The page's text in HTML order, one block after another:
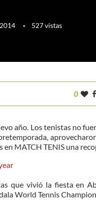
527vistas
0
año. Los tenistas no
en MATCH TENIS una
que vivió la fiesta en
World Tennis